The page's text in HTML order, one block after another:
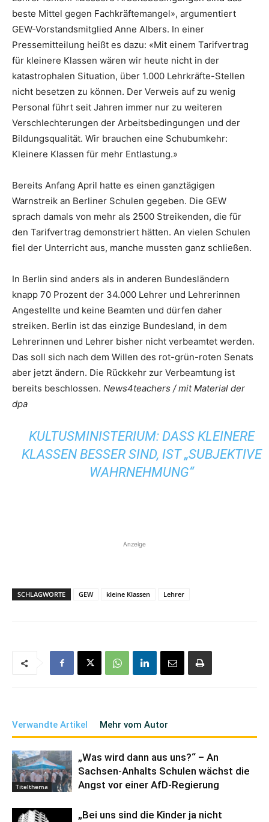
beste Mittel gegen Fachkräftemangel», argumentiert
GEW-Vorstandsmitglied Anne Albers. In einer
Pressemitteilung heißt es dazu: «Mit einem Tarifvertrag
für kleinere Klassen wären wir heute nicht in der
katastrophalen Situation, über 1.000 Lehrkräfte-Stellen
nicht besetzen zu können. Der Verweis auf zu wenig
Personal führt seit Jahren immer nur zu weiteren
Verschlechterungen der Arbeitsbedingungen und der
Bildungsqualität. Wir brauchen eine Schubumkehr:
Kleinere Klassen für mehr Entlastung.»
Bereits Anfang April hatte es einen ganztägigen
Warnstreik an Berliner Schulen gegeben. Die GEW
sprach damals von mehr als 2500 Streikenden, die für
den Tarifvertrag demonstriert hätten. An vielen Schulen
fiel der Unterricht aus, manche mussten ganz schließen.
In Berlin sind anders als in anderen Bundesländern
knapp 70 Prozent der 34.000 Lehrer und Lehrerinnen
Angestellte und keine Beamten und dürfen daher
streiken. Berlin ist das einzige Bundesland, in dem
Lehrerinnen und Lehrer bisher nicht verbeamtet werden.
Das soll sich nach dem Willen des rot-grün-roten Senats
aber jetzt ändern. Die Rückkehr zur Verbeamtung ist
bereits beschlossen. News4teachers / mit Material der
dpa
KULTUSMINISTERIUM: DASS KLEINERE
KLASSEN BESSER SIND, IST „SUBJEKTIVE
WAHRNEHMUNG“
Anzeige
SCHLAGWORTE GEW kleine Klassen Lehrer
Verwandte Artikel Mehr vom Autor
Titelthema
„Was wird dann aus uns?“ – An
Sachsen-Anhalts Schulen wächst die
Angst vor einer AfD-Regierung
„Bei uns sind die Kinder ja nicht